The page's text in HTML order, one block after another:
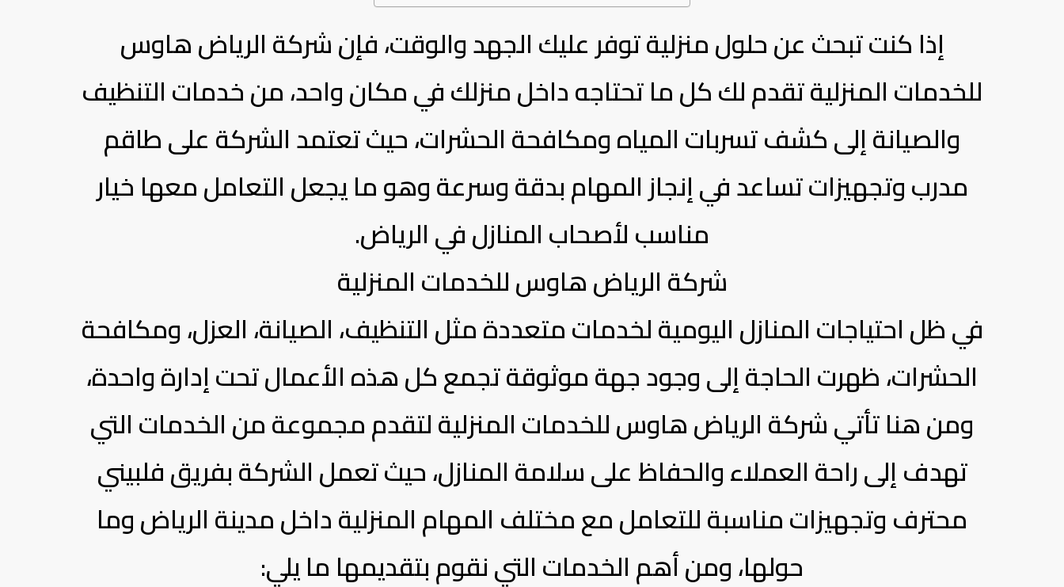
إذا كنت تبحث عن حلول منزلية توفر عليك الجهد والوقت، فإن شركة الرياض هاوس
للخدمات المنزلية تقدم لك كل ما تحتاجه داخل منزلك في مكان واحد، من خدمات التنظيف
والصيانة إلى كشف تسربات المياه ومكافحة الحشرات، حيث تعتمد الشركة على طاقم
مدرب وتجهيزات تساعد في إنجاز المهام بدقة وسرعة وهو ما يجعل التعامل معها خيار
مناسب لأصحاب المنازل في الرياض.
شركة الرياض هاوس للخدمات المنزلية
في ظل احتياجات المنازل اليومية لخدمات متعددة مثل التنظيف، الصيانة، العزل، ومكافحة
الحشرات، ظهرت الحاجة إلى وجود جهة موثوقة تجمع كل هذه الأعمال تحت إدارة واحدة،
ومن هنا تأتي شركة الرياض هاوس للخدمات المنزلية لتقدم مجموعة من الخدمات التي
تهدف إلى راحة العملاء والحفاظ على سلامة المنازل، حيث تعمل الشركة بفريق فلبيني
محترف وتجهيزات مناسبة للتعامل مع مختلف المهام المنزلية داخل مدينة الرياض وما
حولها، ومن أهم الخدمات التي نقوم بتقديمها ما يلي: